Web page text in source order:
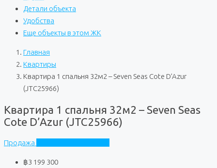
Детали объекта
Удобства
Еще объекты в этом ЖК
Главная
Квартиры
Квартира 1 спальня 32м2 – Seven Seas Cote D’Azur
(JTC25966)
Квартира 1 спальня 32м2 – Seven Seas
Cote D’Azur (JTC25966)
Продажа
฿3 199 300